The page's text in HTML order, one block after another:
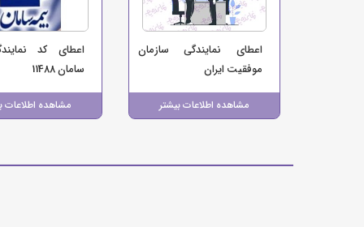
اعطای نمایندگی سازمان
موفقیت ایران
مشاهده اطلاعات بیشتر
اعطای کد
سامان 11488
مشاهده اطلاعات